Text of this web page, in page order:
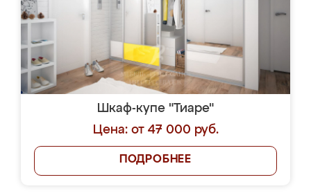
Шкаф-купе "Тиаре"
Цена: от 47 000 руб.
ПОДРОБНЕЕ